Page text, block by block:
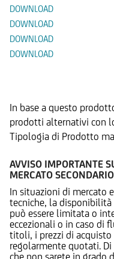
DOWNLOAD
DOWNLOAD
DOWNLOAD
DOWNLOAD
In base a questo
prodotti alternativi con
Tipologia di Prodotto
AVVISO IMPORTANTE
MERCATO SECONDARIO
In situazioni di mercato
tecniche, la
può essere limitata o
eccezionali o in caso di
titoli, i prezzi di
regolarmente quotati.
che non sarete in grado